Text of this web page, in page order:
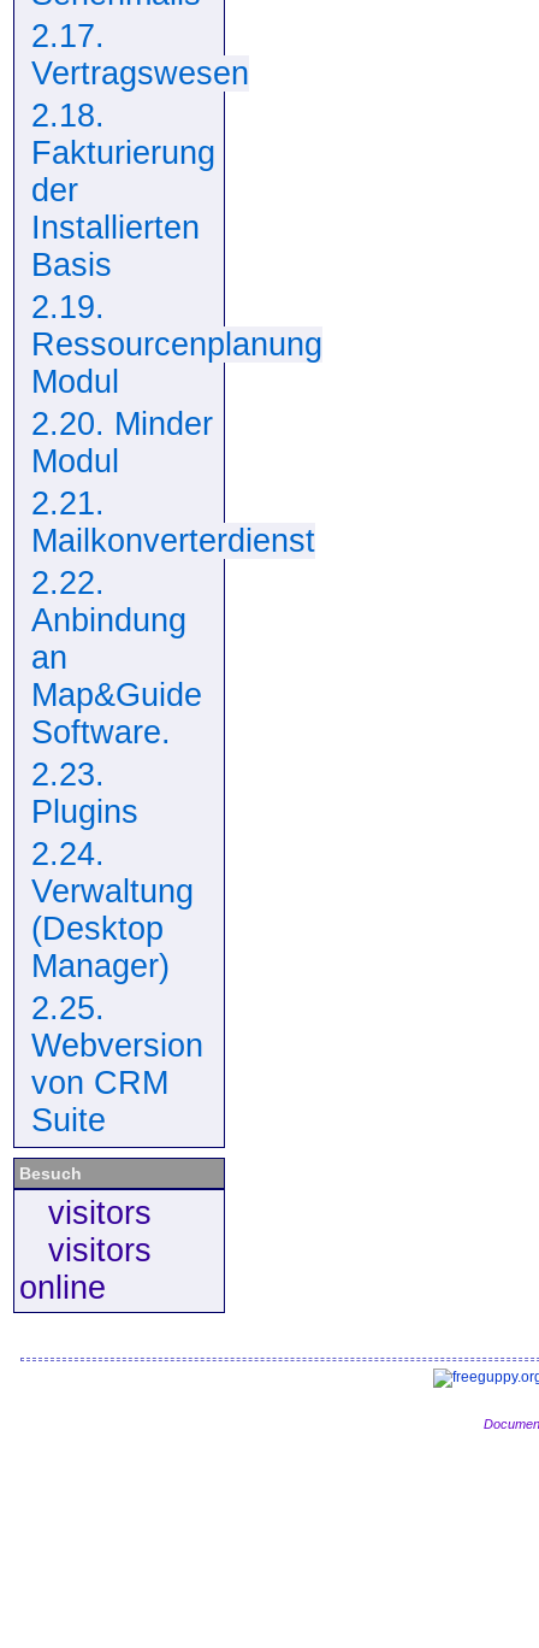
2.17.
Vertragswesen
2.18.
Fakturierung
der
Installierten
Basis
2.19.
Ressourcenplanung
Modul
2.20. Minder
Modul
2.21.
Mailkonverterdienst
2.22.
Anbindung
an
Map&Guide
Software.
2.23.
Plugins
2.24.
Verwaltung
(Desktop
Manager)
2.25.
Webversion
von CRM
Suite
Besuch
visitors
visitors
online